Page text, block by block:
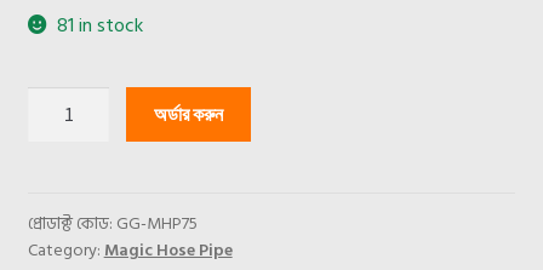
81 in stock
Magic
Hose
Feet
quantity
অর্ডার করুন
প্রোডাক্ট কোড: GG-MHP75
Category:Magic Hose Pipe